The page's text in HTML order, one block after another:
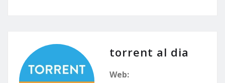
torrent al dia
Web: